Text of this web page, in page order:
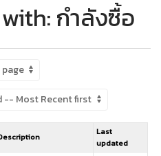
กำลังซื้อ
Last
updated